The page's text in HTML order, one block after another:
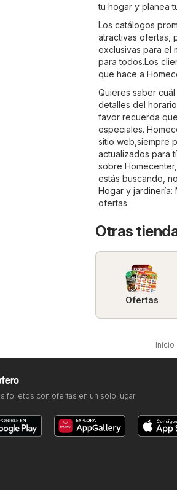
tu hogar y planea
Los catálogos
atractivas ofertas,
exclusivas para el
para todos.Los
que hace a
Quieres saber
detalles del
favor recuerda
especiales.
sitio web,siempre
actualizados para
sobre
estás buscando,
Hogar y jardinería:
ofertas.
Otras
Ofertas
Inicio
folletos con ofertas en un solo lugar